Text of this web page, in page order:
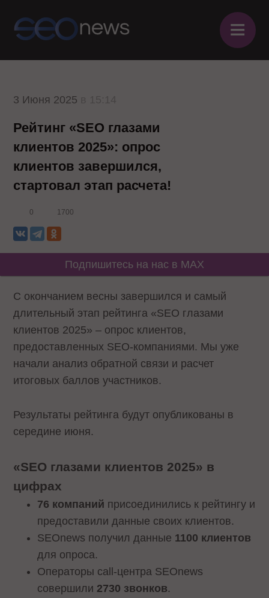
≡
3 Июня 2025
Рейтинг «SEO глазами
клиентов 2025»: опрос
клиентов завершился,
стартовал этап расчета!
0 1700
Подпишитесь на нас в MAX
С окончанием весны завершился и самый
длительный этап рейтинга «SEO глазами
клиентов 2025» – опрос клиентов,
предоставленных SEO-компаниями. Мы уже
начали анализ обратной связи и расчет
итоговых баллов участников.
Результаты рейтинга будут опубликованы в
середине июня.
«SEO глазами клиентов 2025» в
цифрах
76 компаний присоединились к рейтингу и
предоставили данные своих клиентов.
SEOnews получил данные 1100 клиентов
для опроса.
Операторы call-центра SEOnews
совершили 2730 звонков.